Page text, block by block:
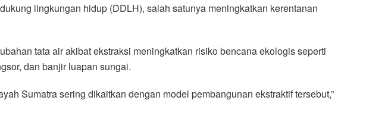
lingkungan hidup (DDLH), salah satunya meningkatkan kerentanan
tata air akibat ekstraksi meningkatkan risiko bencana ekologis seperti
dan banjir luapan sungai.
Sumatra sering dikaitkan dengan model pembangunan ekstraktif tersebut,”